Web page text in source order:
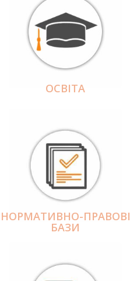
ОСВІТА
НОРМАТИВНО-ПРАВОВІ
БАЗИ